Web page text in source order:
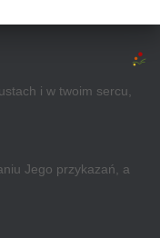
i w twoim sercu,
Jego przykazań, a